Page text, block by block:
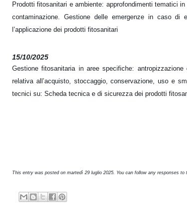
Prodotti fitosanitari e ambiente: approfondimenti tematici
contaminazione. Gestione delle emergenze in caso di
l’applicazione dei prodotti fitosanitari
15/10/2025
Gestione fitosanitaria in aree specifiche:
relativa all’acquisto, stoccaggio, conservazione, uso e
tecnici su: Scheda tecnica e di sicurezza dei prodotti
This entry was posted on martedì 29 luglio 2025. You can follow any responses to